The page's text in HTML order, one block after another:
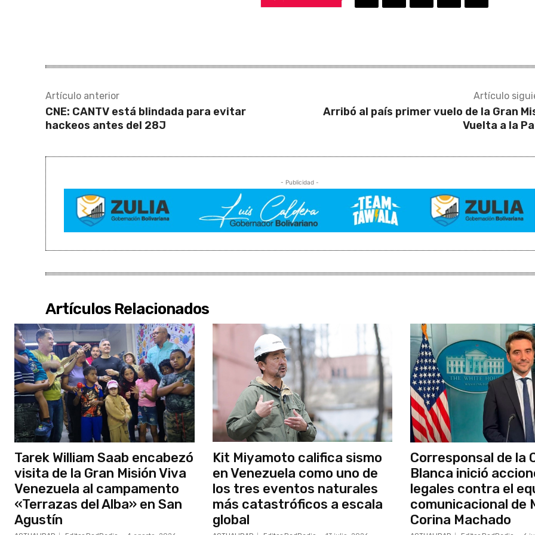
Artículo anterior
CNE: CANTV está blindada para evitar
hackeos antes del 28J
Artículo
Arribó al país primer vuelo de la Gran
Vuelta a la
- Publicidad -
Artículos Relacionados
Tarek William Saab encabezó
visita de la Gran Misión Viva
Venezuela al campamento
«Terrazas del Alba» en San
Agustín
Kit Miyamoto califica sismo
en Venezuela como uno de
los tres eventos naturales
más catastróficos a escala
global
Corresponsal de la
Blanca inició
legales contra el
comunicacional de
Corina Machado